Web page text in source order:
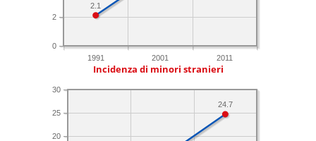
1991 2001 2011
0
2
2.1
Incidenza di minori stranieri
20
25
30
24.7